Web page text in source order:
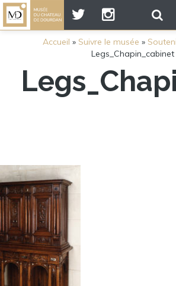
Accueil » Suivre le musée »
Legs_Chapin_cabinet